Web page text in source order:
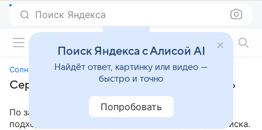
Поиск Яндекса
Солнечные ночи
Сериалы, похожие на «Солнечные ночи»
По заданным параметрам мы не нашли ничего
подходящего, попробуйте изменить параметры поиска.
Поиск Яндекса с Алисой AI
Найдёт ответ, картинку или видео —
быстро и точно
Попробовать